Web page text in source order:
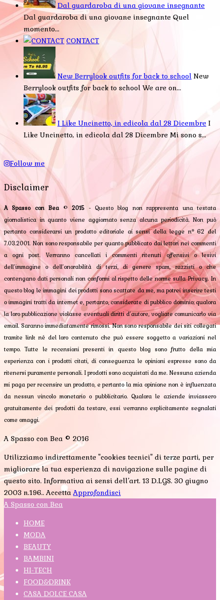
Dal guardaroba di una giovane insegnante
Dal guardaroba di una giovane insegnante Quel
momento...
CONTACT
New Berrylook outfits for back to school New
Berrylook outfits for back to school We are on...
I Like Uncinetto, in edicola dal 28 Dicembre I
Like Uncinetto, in edicola dal 28 Dicembre Mi sono s...
Follow me
Disclaimer
A Spasso con Bea©2015 - Questo blog non rappresenta una testata
giornalistica in quanto viene aggiornato senza alcuna periodicità. Non può
pertanto considerarsi un prodotto editoriale ai sensi della legge n° 62 del
7.03.2001. Non sono responsabile per quanto pubblicato dai lettori nei commenti
a ogni post. Verranno cancellati i commenti ritenuti offensivi o lesivi
dell’immagine o dell’onorabilità di terzi, di genere spam, razzisti o che
contengano dati personali non conformi al rispetto delle norme sulla Privacy. In
questo blog le immagini dei prodotti sono scattate da me, ma potrei inserire testi
o immagini tratti da internet e, pertanto, considerate di pubblico dominio; qualora
la loro pubblicazione violasse eventuali diritti d’autore, vogliate comunicarlo via
email. Saranno immediatamente rimossi. Non sono responsabile dei siti collegati
tramite link né del loro contenuto che può essere soggetto a variazioni nel
tempo. Tutte le recensioni presenti in questo blog sono frutto della mia
esperienza con i prodotti citati, di conseguenza le opinioni espresse sono da
ritenersi puramente personali. I prodotti sono acquistati da me. Nessuna azienda
mi paga per recensire un prodotto, e pertanto la mia opinione non è influenzata
da nessun vincolo monetario o pubblicitario. Qualora le aziende inviassero
gratuitamente dei prodotti da testare, essi verranno esplicitamente segnalati
come omaggi.
A Spasso con Bea © 2016
Utilizziamo indirettamente "cookies tecnici" di terze parti, per
migliorare la tua esperienza di navigazione sulle pagine di
questo sito. Informativa ai sensi dell’art. 13 D.LGS. 30 giugno
2003 n.196..Accetta Approfondisci
A Spasso con Bea
HOME
MODA
BEAUTY
BAMBINI
HI-TECH
FOOD&DRINK
CASA DOLCE CASA